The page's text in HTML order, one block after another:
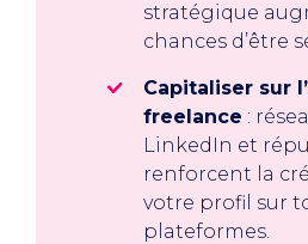
stratégique
chances d’être
Capitaliser sur
freelance :
LinkedIn et
renforcent la
votre profil sur
plateformes.